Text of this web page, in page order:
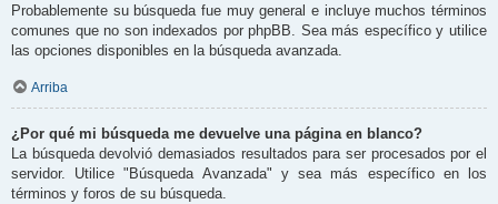
Probablemente su búsqueda fue muy general e incluye muchos términos
comunes que no son indexados por phpBB. Sea más específico y utilice
las opciones disponibles en la búsqueda avanzada.
Arriba
¿Por qué mi búsqueda me devuelve una página en blanco?
La búsqueda devolvió demasiados resultados para ser procesados por el
servidor. Utilice "Búsqueda Avanzada" y sea más específico en los
términos y foros de su búsqueda.